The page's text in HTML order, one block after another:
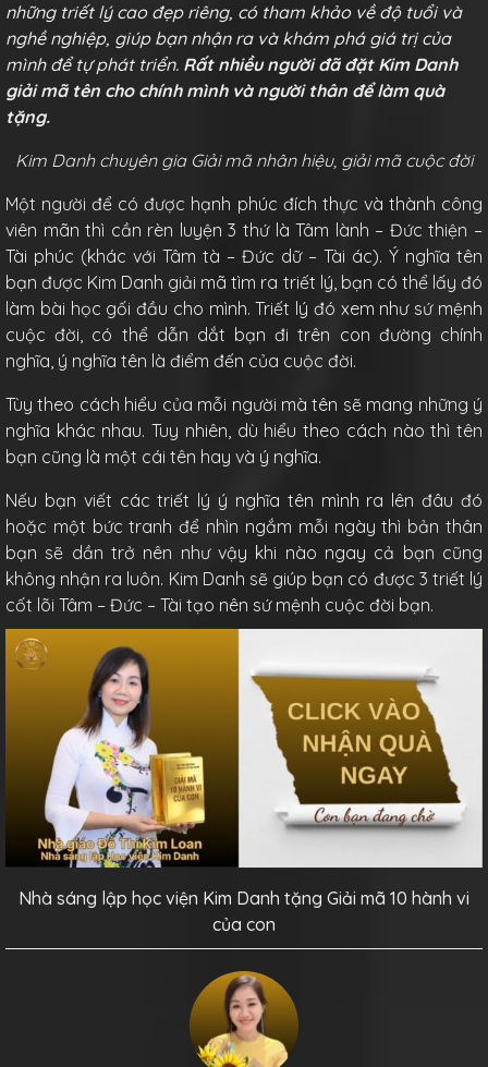
những triết lý cao đẹp riêng, có tham khảo về độ tuổi và
nghề nghiệp, giúp bạn nhận ra và khám phá giá trị của
mình để tự phát triển. Rất nhiều người đã đặt Kim Danh
giải mã tên cho chính mình và người thân để làm quà
tặng.
Kim Danh chuyên gia Giải mã nhân hiệu, giải mã cuộc đời
Một người để có được hạnh phúc đích thực và thành công
viên mãn thì cần rèn luyện 3 thứ là Tâm lành – Đức thiện –
Tài phúc (khác với Tâm tà – Đức dữ – Tài ác). Ý nghĩa tên
bạn được Kim Danh giải mã tìm ra triết lý, bạn có thể lấy đó
làm bài học gối đầu cho mình. Triết lý đó xem như sứ mệnh
cuộc đời, có thể dẫn dắt bạn đi trên con đường chính
nghĩa, ý nghĩa tên là điểm đến của cuộc đời.
Tùy theo cách hiểu của mỗi người mà tên sẽ mang những ý
nghĩa khác nhau. Tuy nhiên, dù hiểu theo cách nào thì tên
bạn cũng là một cái tên hay và ý nghĩa.
Nếu bạn viết các triết lý ý nghĩa tên mình ra lên đâu đó
hoặc một bức tranh để nhìn ngắm mỗi ngày thì bản thân
bạn sẽ dần trở nên như vậy khi nào ngay cả bạn cũng
không nhận ra luôn. Kim Danh sẽ giúp bạn có được 3 triết lý
cốt lõi Tâm – Đức – Tài tạo nên sứ mệnh cuộc đời bạn.
Nhà sáng lập học viện Kim Danh tặng Giải mã 10 hành vi
của con